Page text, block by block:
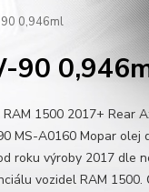
0,946ml
90
RAM 1500 2017+ Rear
MS-A0160 Mopar olej
roku výroby 2017 dle
vozidel RAM 1500.